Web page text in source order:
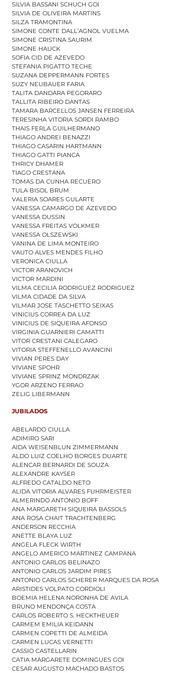
SILVIA BASSANI SCHUCH GOI
SILVIA DE OLIVEIRA MARTINS
SILZA TRAMONTINA
SIMONE CONTE DALL’AGNOL VUELMA
SIMONE CRISTINA SAURIM
SIMONE HAUCK
SOFIA CID DE AZEVEDO
STEFANIA PIGATTO TECHE
SUZANA DEPPERMANN FORTES
SUZY NEUBAUER FARIA
TALITA DANDARA PEGORARO
TALLITA RIBEIRO DANTAS
TAMARA BARCELLOS JANSEN FERREIRA
TERESINHA VITORIA SORDI RAMBO
THAIS FERLA GUILHERMANO
THIAGO ANDREI BENAZZI
THIAGO CASARIN HARTMANN
THIAGO GATTI PIANCA
THRICY DHAMER
TIAGO CRESTANA
TOMAS DA CUNHA RECUERO
TULA BISOL BRUM
VALERIA SOARES GULARTE
VANESSA CAMARGO DE AZEVEDO
VANESSA DUSSIN
VANESSA FREITAS VOLKMER
VANESSA OLSZEWSKI
VANINA DE LIMA MONTEIRO
VAUTO ALVES MENDES FILHO
VERONICA CIULLA
VICTOR ARANOVICH
VICTOR MARDINI
VILMA CECILIA RODRIGUEZ RODRIGUEZ
VILMA CIDADE DA SILVA
VILMAR JOSE TASCHETTO SEIXAS
VINICIUS CORREA DA LUZ
VINICIUS DE SIQUEIRA AFONSO
VIRGINIA GUARNIERI CAMATTI
VITOR CRESTANI CALEGARO
VITORIA STEFFENELLO AVANCINI
VIVIAN PERES DAY
VIVIANE SPOHR
VIVIANE SPRINZ MONDRZAK
YGOR ARZENO FERRAO
ZELIG LIBERMANN
JUBILADOS
ABELARDO CIULLA
ADIMIRO SARI
AIDA WEISENBLUN ZIMMERMANN
ALDO LUIZ COELHO BORGES DUARTE
ALENCAR BERNARDI DE SOUZA
ALEXANDRE KAYSER
ALFREDO CATALDO NETO
ALIDA VITORIA ALVARES FUHRMEISTER
ALMERINDO ANTONIO BOFF
ANA MARGARETH SIQUEIRA BASSOLS
ANA ROSA CHAIT TRACHTENBERG
ANDERSON RECCHIA
ANETTE BLAYA LUZ
ANGELA FLECK WIRTH
ANGELO AMERICO MARTINEZ CAMPANA
ANTONIO CARLOS BELINAZO
ANTONIO CARLOS JARDIM PIRES
ANTONIO CARLOS SCHERER MARQUES DA ROSA
ARISTIDES VOLPATO CORDIOLI
BOEMIA HELENA NORONHA DE AVILA
BRUNO MENDONÇA COSTA
CARLOS ROBERTO S. HECKTHEUER
CARMEM EMILIA KEIDANN
CARMEN COPETTI DE ALMEIDA
CARMEN LUCAS VERNETTI
CASSIO CASTELLARIN
CATIA MARGARETE DOMINGUES GOI
CESAR AUGUSTO MACHADO BASTOS